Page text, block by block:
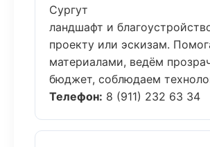
Сургут
ландшафт и
проекту или эскизам.
материалами, ведём
бюджет, соблюдаем
Телефон: 8 (911) 232 63 34